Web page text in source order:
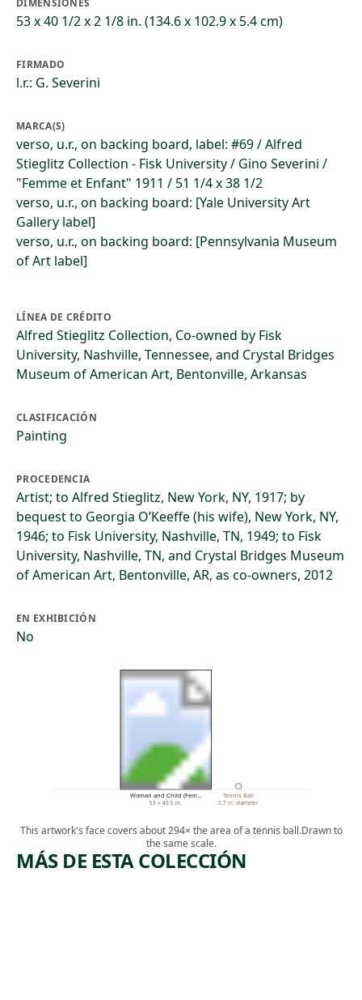
DIMENSIONES
53 x 40 1/2 x 2 1/8 in. (134.6 x 102.9 x 5.4 cm)
FIRMADO
l.r.: G. Severini
MARCA(S)
verso, u.r., on backing board, label: #69 / Alfred
Stieglitz Collection - Fisk University / Gino Severini /
"Femme et Enfant" 1911 / 51 1/4 x 38 1/2
verso, u.r., on backing board: [Yale University Art
Gallery label]
verso, u.r., on backing board: [Pennsylvania Museum
of Art label]
LÍNEA DE CRÉDITO
Alfred Stieglitz Collection, Co-owned by Fisk
University, Nashville, Tennessee, and Crystal Bridges
Museum of American Art, Bentonville, Arkansas
CLASIFICACIÓN
Painting
PROCEDENCIA
Artist; to Alfred Stieglitz, New York, NY, 1917; by
bequest to Georgia O’Keeffe (his wife), New York, NY,
1946; to Fisk University, Nashville, TN, 1949; to Fisk
University, Nashville, TN, and Crystal Bridges Museum
of American Art, Bentonville, AR, as co-owners, 2012
EN EXHIBICIÓN
No
Woman and Child (Fem…
53 × 40.5 in.
Tennis Ball
2.7 in. diameter
This artwork's face covers about 294× the area of a tennis ball.Drawn to
the same scale.
MÁS DE ESTA COLECCIÓN